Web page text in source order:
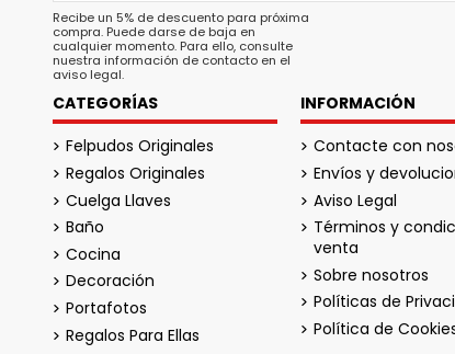
Recibe un 5% de descuento para próxima
compra. Puede darse de baja en
cualquier momento. Para ello, consulte
nuestra información de contacto en el
aviso legal.
CATEGORÍAS
Felpudos Originales
Regalos Originales
Cuelga Llaves
Baño
Cocina
Decoración
Portafotos
Regalos Para Ellas
INFORMACIÓN
Contacte con
Envíos y
Aviso Legal
Términos y
venta
Sobre nosotros
Políticas de
Política de